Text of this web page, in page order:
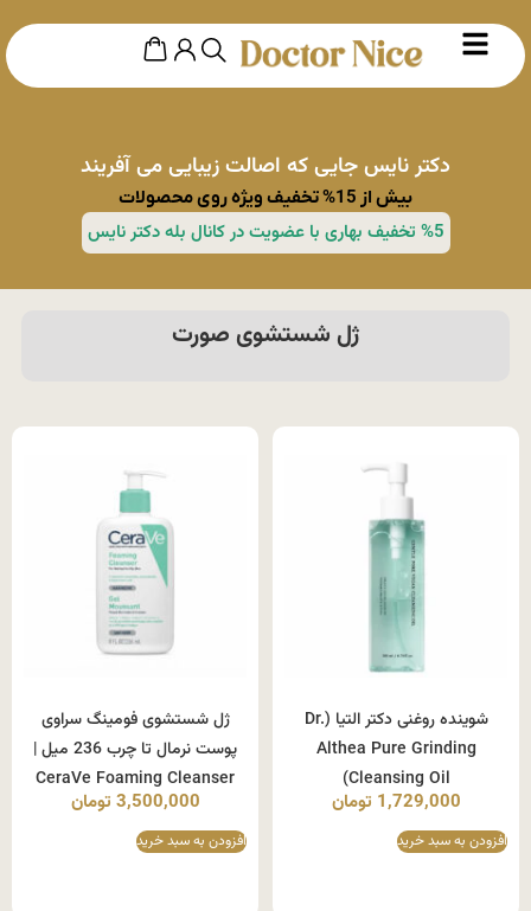
دکتر نایس جایی که اصالت زیبایی می آفریند
بیش از 15% تخفیف ویژه روی محصولات
%5 تخفیف بهاری با عضویت در کانال بله دکتر نایس
ژل شستشوی صورت
شوینده روغنی دکتر التیا (Dr.
Althea Pure Grinding
Cleansing Oil)
1,729,000 تومان
افزودن به سبد خرید
ژل شستشوی فومینگ سراوی
پوست نرمال تا چرب 236 میل |
CeraVe Foaming Cleanser
3,500,000 تومان
افزودن به سبد خرید